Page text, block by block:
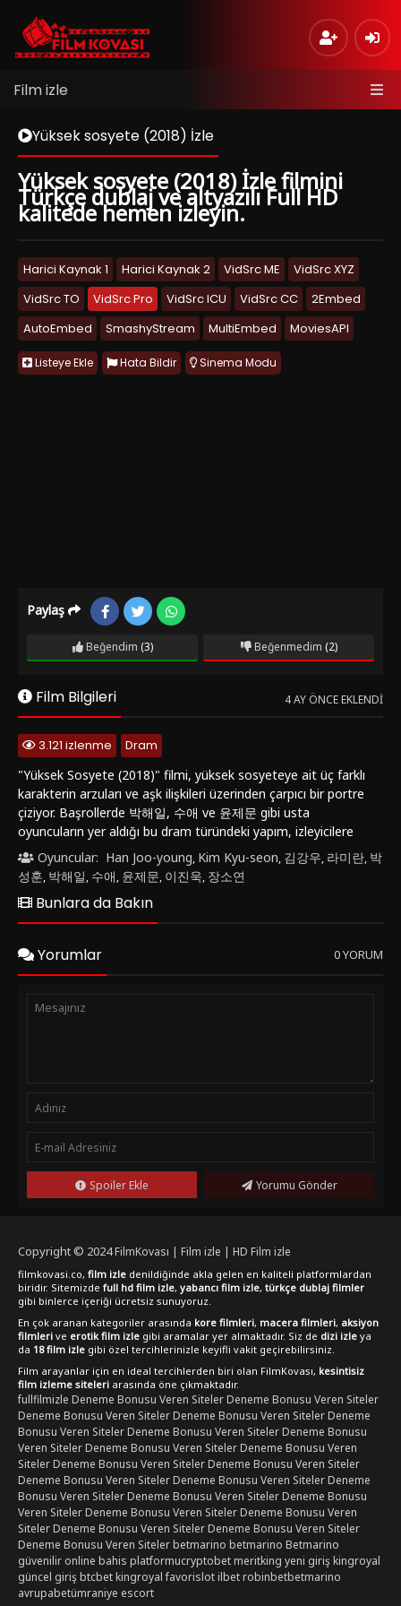
Film izle
Yüksek sosyete (2018) İzle
Yüksek sosyete (2018) İzle filmini
Türkçe dublaj ve altyazılı Full HD
kalitede hemen izleyin.
Harici Kaynak 1 Harici Kaynak 2 VidSrc ME
VidSrc XYZ
VidSrc TO
VidSrc Pro VidSrc ICU VidSrc CC
2Embed
AutoEmbed
SmashyStream MultiEmbed MoviesAPI
Listeye Ekle Hata Bildir Sinema Modu
Paylaş
Beğendim (3) Beğenmedim (2)
Film Bilgileri 4 AY ÖNCE EKLENDI
3.121 izlenme
Dram
"Yüksek Sosyete (2018)" filmi, yüksek sosyeteye ait üç farklı
karakterin arzuları ve aşk ilişkileri üzerinden çarpıcı bir portre
çiziyor. Başrollerde 박해일, 수애 ve 윤제문 gibi usta
oyuncuların yer aldığı bu dram türündeki yapım, izleyicilere
sıra dışı bir deneyim sunuyor.Hikaye, üniversite profesörü
Tae-Joon, galeride yardımcı küratör olarak çalışan eşi Soo-
Yeon ve ressam Ji-Ho'nun hayatları arasındaki ilişkilere
odaklanıyor. Tae-Joon'un kamu görevindeki sorumluluklarıyla
aşk arasındaki dengeyi kurmaya çalışırken, Soo-Yeon ve Ji-Ho
arasındaki karmaşık duygusal bağlar giderek
derinleşiyor."Yüksek Sosyete (2018)", sadece karakterlerin
yüksek sosyetenin yaşam tarzını ve beklentilerini de gözler
önüne seriyor. Yönetmen 변혁'in kusursuz yönetimiyle film,
açan bu yapım, türünde izlenmeye değer bir eser olarak öne
çıkıyor.Eğer "Yüksek Sosyete (2018)" filmini izlemek
isterseniz, Türkçe dublaj veya Türkçe altyazı seçenekleriyle
"FilmKovası" sitesinde online olarak full hd, 1080p kalitesinde
kesintisiz bir şekilde izleyebilirsiniz. Bu etkileyici dram filmi,
izleyicilere duygusal ve düşündürücü bir deneyim sunmaya
Oyuncular: Han Joo-young, Kim Kyu-seon, 김강우, 라미란, 박
성훈, 박해일, 수애, 윤제문, 이진욱, 장소연
Bunlara da Bakın
Yorumlar 0 YORUM
Spoiler Ekle Yorumu Gönder
Copyright © 2024FilmKovası | Film izle | HD Film izle
filmkovasi.co, film izle denildiğinde akla gelen en kaliteli platformlardan
biridir. Sitemizde full hd film izle, yabancı film izle, türkçe dublaj filmler
gibi binlerce içeriği ücretsiz sunuyoruz.
En çok aranan kategoriler arasında kore filmleri, macera filmleri, aksiyon
filmleri ve erotik film izle gibi aramalar yer almaktadır. Siz de dizi izle ya
da 18 film izle gibi özel tercihlerinizle keyifli vakit geçirebilirsiniz.
Film arayanlar için en ideal tercihlerden biri olan FilmKovası, kesintisiz
film izleme siteleri arasında öne çıkmaktadır.
fullfilmizle Deneme Bonusu Veren SitelerDeneme Bonusu Veren Siteler
Deneme Bonusu Veren SitelerDeneme Bonusu Veren SitelerDeneme
Bonusu Veren SitelerDeneme Bonusu Veren SitelerDeneme Bonusu
Veren SitelerDeneme Bonusu Veren SitelerDeneme Bonusu Veren
SitelerDeneme Bonusu Veren SitelerDeneme Bonusu Veren Siteler
Deneme Bonusu Veren SitelerDeneme Bonusu Veren SitelerDeneme
Bonusu Veren SitelerDeneme Bonusu Veren SitelerDeneme Bonusu
Veren SitelerDeneme Bonusu Veren SitelerDeneme Bonusu Veren
SitelerDeneme Bonusu Veren SitelerDeneme Bonusu Veren Siteler
Deneme Bonusu Veren Sitelerbetmarino betmarino Betmarino
güvenilir online bahis platformucryptobetmeritking yeni girişkingroyal
güncel girişbtcbetkingroyal favorislotilbetrobinbetbetmarino
avrupabetümraniye escort